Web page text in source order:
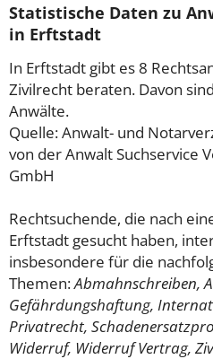
Statistische Daten zu
in Erftstadt
In Erftstadt gibt es 8
Zivilrecht beraten. Davon
Anwälte.
Quelle: Anwalt- und
von der Anwalt Suchservice
GmbH
Rechtsuchende, die nach
Erftstadt gesucht haben,
insbesondere für die
Themen:Abmahnschreiben,
Gefährdungshaftung,
Privatrecht,
Widerruf, Widerruf Vertrag,